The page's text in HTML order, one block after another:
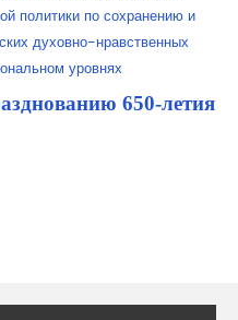
политики по сохранению и
духовно-нравственных
уровнях
650-летия